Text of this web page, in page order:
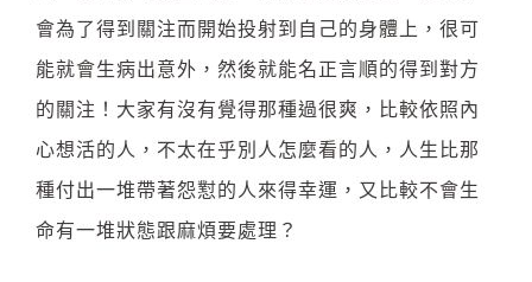
會為了得到關注而開始投射到自己的身體上，很可
能就會生病出意外，然後就能名正言順的得到對方
的關注！大家有沒有覺得那種過很爽，比較依照內
心想活的人，不太在乎別人怎麼看的人，人生比那
種付出一堆帶著怨懟的人來得幸運，又比較不會生
命有一堆狀態跟麻煩要處理？